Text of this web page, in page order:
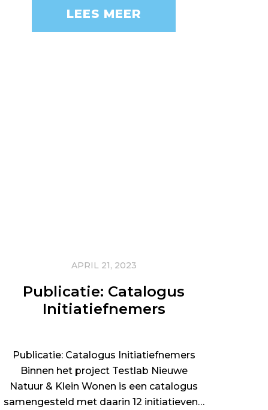
LEES MEER
APRIL 21, 2023
Publicatie: Catalogus
Initiatiefnemers
Publicatie: Catalogus Initiatiefnemers
Binnen het project Testlab Nieuwe
Natuur & Klein Wonen is een catalogus
samengesteld met daarin 12 initiatieven…